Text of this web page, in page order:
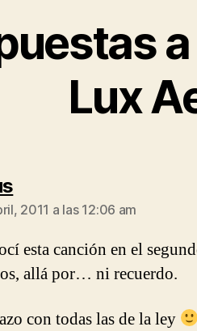
Lux
dice:
2011 a las 12:06 am
esta canción en el
allá por… ni recuerdo.
con todas las de la ley